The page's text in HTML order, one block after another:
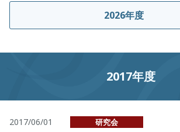
2026年度
2017年度
2017/06/01 研究会